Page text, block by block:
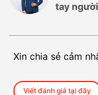
tay
Xin chia sẻ cảm
Viết đánh giá tại đây